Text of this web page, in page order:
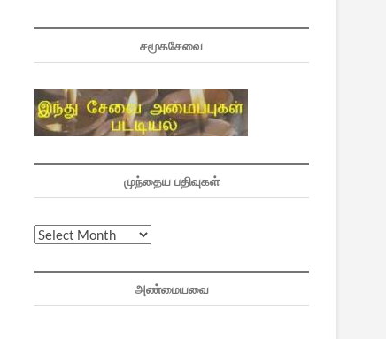
சமூகசேவை
முந்தைய பதிவுகள்
முந்தைய
அண்மையவை